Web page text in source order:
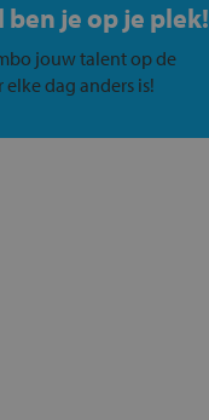
ben je op je plek!
jouw talent op de
dag anders is!